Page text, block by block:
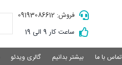
فروش: 09193086612
ساعت کار 9 الی 19
تماس با ما بیشتر بدانیم گالری ویدئو